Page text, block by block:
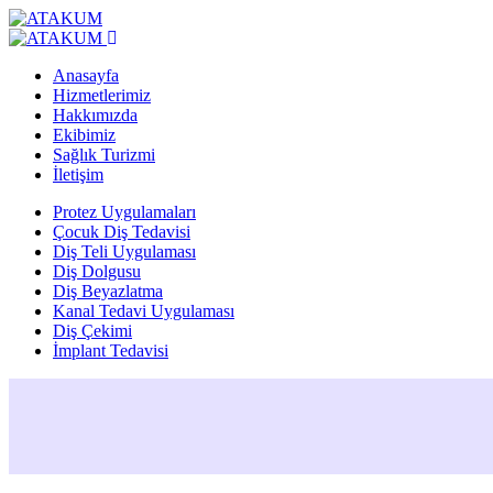
Anasayfa
Hizmetlerimiz
Hakkımızda
Ekibimiz
Sağlık Turizmi
İletişim
Protez Uygulamaları
Çocuk Diş Tedavisi
Diş Teli Uygulaması
Diş Dolgusu
Diş Beyazlatma
Kanal Tedavi Uygulaması
Diş Çekimi
İmplant Tedavisi